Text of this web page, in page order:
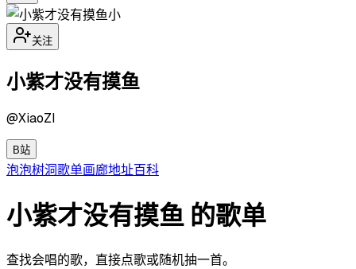
小
关注
小紫才没有摸鱼
@XiaoZI
B站
泡泡树洞歌单画廊地址百科
小紫才没有摸鱼 的歌单
查找会唱的歌，直接点歌或随机抽一首。